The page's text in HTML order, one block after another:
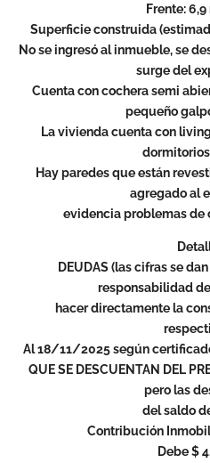
Frente:
Superficie construida
No se ingresó al inmueble, se
surge del
Cuenta con cochera semi
pequeño
La vivienda cuenta con
Hay paredes que están
agregado al
evidencia problemas de
DEUDAS (las cifras se
responsabilidad
hacer directamente la
Al 18/11/2025 según
QUE SE DESCUENTAN DEL
pero las
del saldo
Contribución
Debe $